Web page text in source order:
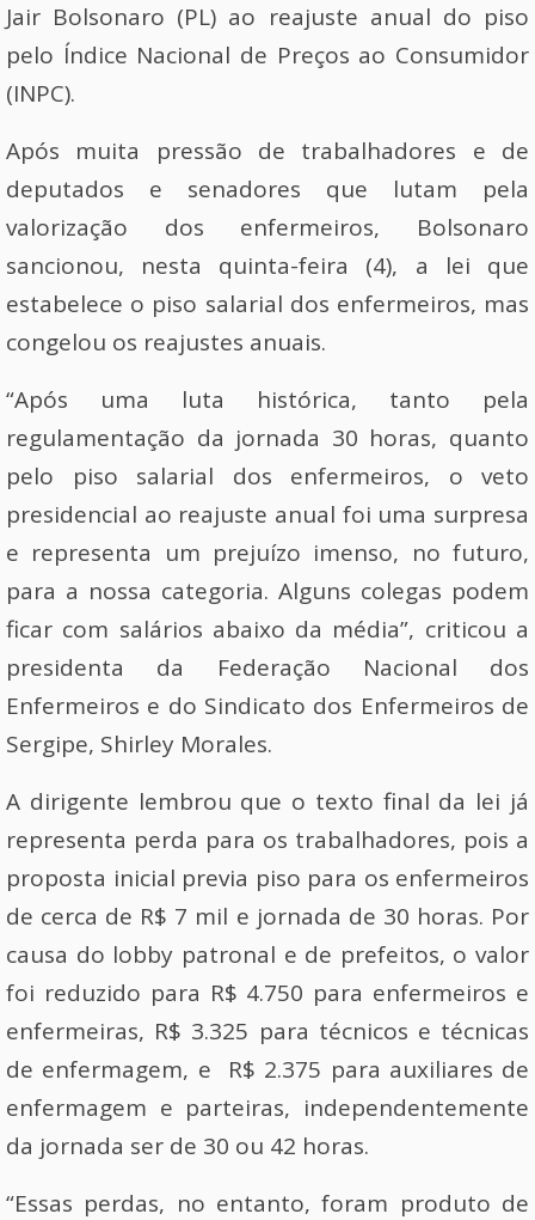
Jair Bolsonaro (PL) ao reajuste anual do piso
pelo Índice Nacional de Preços ao Consumidor
(INPC).
Após muita pressão de trabalhadores e de
deputados e senadores que lutam pela
valorização dos enfermeiros, Bolsonaro
sancionou, nesta quinta-feira (4), a lei que
estabelece o piso salarial dos enfermeiros, mas
congelou os reajustes anuais.
“Após uma luta histórica, tanto pela
regulamentação da jornada 30 horas, quanto
pelo piso salarial dos enfermeiros, o veto
presidencial ao reajuste anual foi uma surpresa
e representa um prejuízo imenso, no futuro,
para a nossa categoria. Alguns colegas podem
ficar com salários abaixo da média”, criticou a
presidenta da Federação Nacional dos
Enfermeiros e do Sindicato dos Enfermeiros de
Sergipe, Shirley Morales.
A dirigente lembrou que o texto final da lei já
representa perda para os trabalhadores, pois a
proposta inicial previa piso para os enfermeiros
de cerca de R$ 7 mil e jornada de 30 horas. Por
causa do lobby patronal e de prefeitos, o valor
foi reduzido para R$ 4.750 para enfermeiros e
enfermeiras, R$ 3.325 para técnicos e técnicas
de enfermagem, e R$ 2.375 para auxiliares de
enfermagem e parteiras, independentemente
da jornada ser de 30 ou 42 horas.
“Essas perdas, no entanto, foram produto de